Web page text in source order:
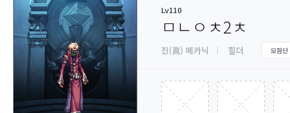
Lv110
ㅁㄴㅇㅊ2ㅊ
진(眞) 메카닉 힐더 모험단